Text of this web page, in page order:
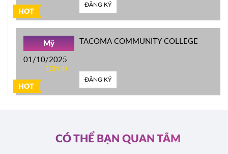
HOT
ĐĂNG KÝ
HOT
Mỹ
01/10/2025
10h00
TACOMA COMMUNITY COLLEGE
ĐĂNG KÝ
CÓ THỂ BẠN QUAN TÂM